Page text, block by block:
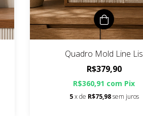
Quadro Mold Line Lis
R$379,90
R$360,91 com Pix
5x de R$75,98sem juros